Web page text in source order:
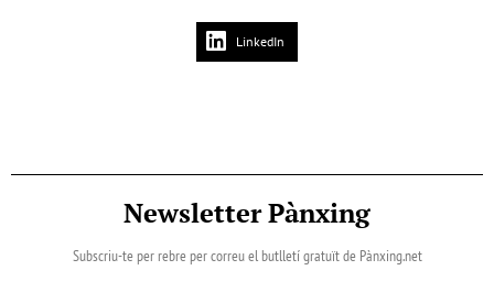
LinkedIn
Newsletter Pànxing
Subscriu-te per rebre per correu el butlletí gratuït de Pànxing.net​